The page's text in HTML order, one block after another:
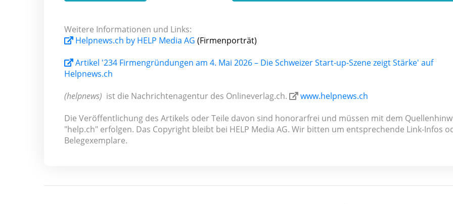
Weitere Informationen und Links:
Helpnews.ch by HELP Media AG (Firmenporträt)
Artikel '234 Firmengründungen am 4. Mai 2026 – Die Schweizer Start-up-Szene zeigt Stärke' auf
Helpnews.ch
(helpnews) ist die Nachrichtenagentur des Onlineverlag.ch.
www.helpnews.ch
Die Veröffentlichung des Artikels oder Teile davon sind honorar­frei und müssen mit dem
"help.ch" erfolgen. Das Copyright bleibt bei HELP Media AG. Wir bitten um ent­spre­chen­de Link-Infos
Belegexemplare.